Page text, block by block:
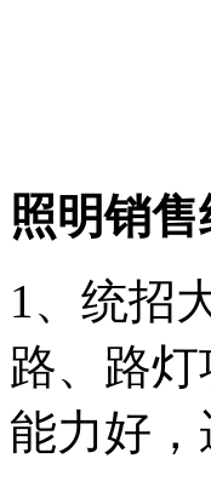
照明销售
1、统招
路、路
能力好，